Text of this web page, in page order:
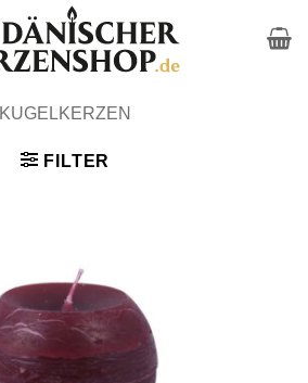
KUGELKERZEN
FILTER